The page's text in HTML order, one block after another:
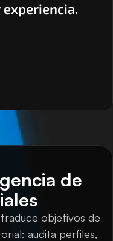
de
objetivos de
audita perfiles,